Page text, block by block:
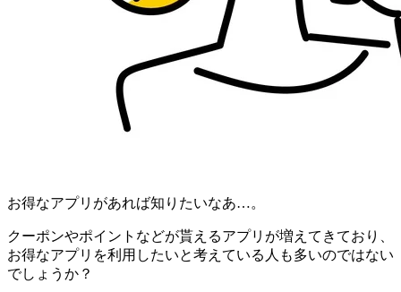
お得なアプリがあれば知りたいなあ…。
クーポンやポイントなどが貰えるアプリが増えてきており、
お得なアプリを利用したいと考えている人も多いのではない
でしょうか？